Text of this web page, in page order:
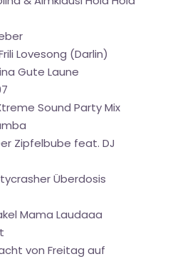
Lovesong (Darlin)
Gute Laune
Sound Party Mix
Zipfelbube feat. DJ
Überdosis
Mama Laudaaa
von Freitag auf